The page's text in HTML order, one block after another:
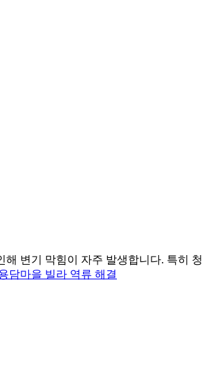
변기 막힘이 자주 발생합니다. 특히 청
담마을 빌라 역류 해결